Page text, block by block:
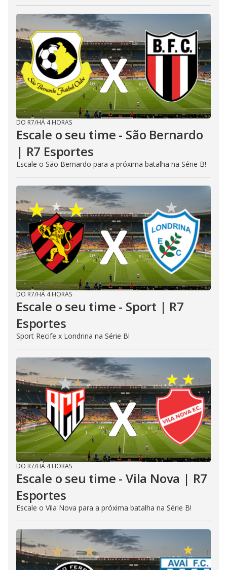
DO R7/HÁ 4 HORAS
Escale o seu time - São Bernardo
| R7 Esportes
Escale o São Bernardo para a próxima batalha na Série B!
DO R7/HÁ 4 HORAS
Escale o seu time - Sport | R7
Esportes
Sport Recife x Londrina na Série B!
DO R7/HÁ 4 HORAS
Escale o seu time - Vila Nova | R7
Esportes
Escale o Vila Nova para a próxima batalha na Série B!